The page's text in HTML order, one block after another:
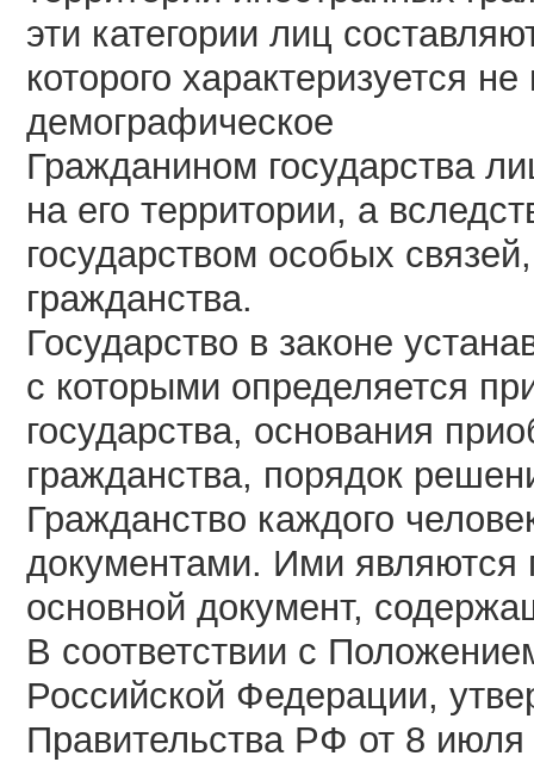
эти категории лиц
которого характеризуется
демографическое
Гражданином государства
на его территории, а
государством особых
гражданства.
Государство в законе
с которыми определяется
государства, основания
гражданства, порядок
Гражданство каждого
документами. Ими являются
основной документ,
В соответствии с
Российской Федерации,
Правительства РФ от 8 июля